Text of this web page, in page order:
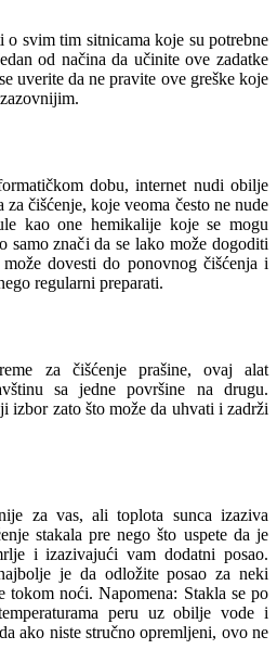
o svim tim sitnicama koje su potrebne
od načina da učinite ove zadatke
uverite da ne pravite ove greške koje
dobu, internet nudi obilje
čišćenje, koje veoma često ne nude
kao one hemikalije koje se mogu
samo znači da se lako može dogoditi
dovesti do ponovnog čišćenja i
regularni preparati.
za čišćenje prašine, ovaj alat
sa jedne površine na drugu.
izbor zato što može da uhvati i zadrži
za vas, ali toplota sunca izaziva
stakala pre nego što uspete da je
i izazivajući vam dodatni posao.
je da odložite posao za neki
tokom noći. Napomena: Stakla se po
peru uz obilje vode i
ako niste stručno opremljeni, ovo ne